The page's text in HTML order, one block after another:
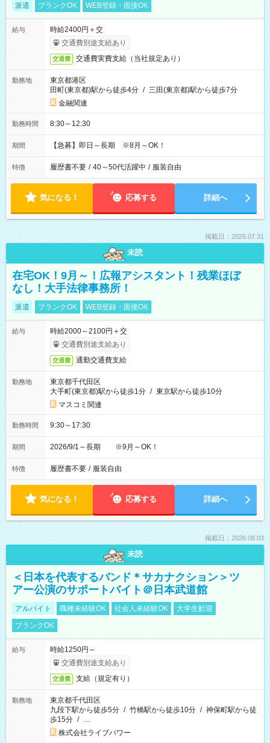
派遣 ブランクOK WEB登録・面接OK
給与
時給2400円＋交
交通費別途支給あり
交通費 交通費実費支給（当社規定あり）
勤務地
東京都港区
田町(東京都)駅から徒歩4分 / 三田(東京都)駅から徒歩7分
金融関連
勤務時間 8:30～12:30
期間 【急募】即日～長期 ※8月～OK！
特徴 履歴書不要 / 40～50代活躍中 / 服装自由
気になる！ 応募する 詳細へ
掲載日：2026.07.31
未読
在宅OK！9月～！広報アシスタント！残業ほぼ
なし！大手法律事務所！
派遣 ブランクOK WEB登録・面接OK
給与
時給2000～2100円＋交
交通費別途支給あり
交通費 通勤交通費支給
勤務地
東京都千代田区
大手町(東京都)駅から徒歩1分 / 東京駅から徒歩10分
マスコミ関連
勤務時間 9:30～17:30
期間 2026/9/1～長期 ※9月～OK！
特徴 履歴書不要 / 服装自由
気になる！ 応募する 詳細へ
掲載日：2026.08.03
未読
＜日本を代表するバンド＊サカナクション＞ツ
アー公演のサポートバイト＠日本武道館
アルバイト 職種未経験OK 社会人未経験OK
大学生歓迎
ブランクOK
給与
時給1250円～
交通費別途支給あり
交通費 支給（規定有り）
勤務地
東京都千代田区
九段下駅から徒歩5分 / 竹橋駅から徒歩10分 / 神保町駅から徒
歩15分 / …
株式会社ライブパワー